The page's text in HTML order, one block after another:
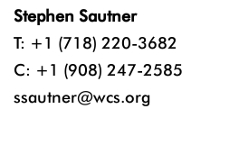
Stephen Sautner
T: +1 (718) 220-3682
C: +1 (908) 247-2585
ssautner@wcs.org